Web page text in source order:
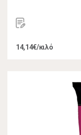
14,14€/κιλό